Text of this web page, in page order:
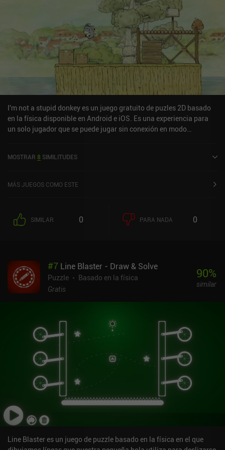
anuncios incluso después de unos cuantos reintentos en el mismo
I'm not a stupid donkey es un juego gratuito de puzles 2D basado
en la física disponible en Android e iOS. Es una experiencia para
un solo jugador que se puede jugar sin conexión en modo
MOSTRAR 8 SIMILITUDES
MÁS JUEGOS COMO ESTE
SIMILAR 0 PARA NADA 0
#7 Line Blaster - Draw & Solve
Puzzle
Basado en la física
Gratis
90%
similar
Line Blaster es un juego de puzzle basado en la física en el que